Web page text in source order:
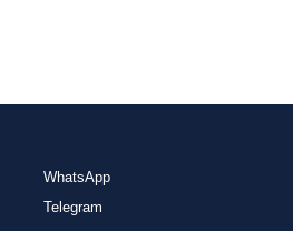
WhatsApp
Telegram